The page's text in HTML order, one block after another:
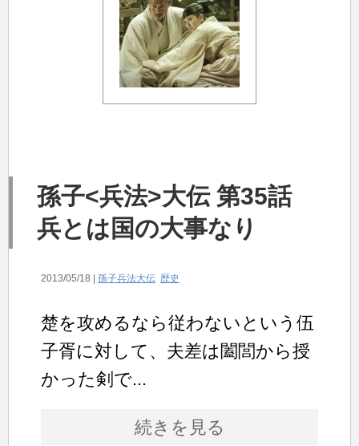
孫子<兵法>大伝 第35話
兵とは国の大事なり
2013/05/18 | 孫子兵法大伝 歴史
楚を攻めるなら従わないという伍
子胥に対して、夫差は闔閭から授
かった剣で...
続きを見る